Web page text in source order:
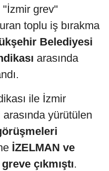
grev"
toplu iş bırakma
Belediyesi
arasında
ile İzmir
yürütülen
İZELMAN ve
çıkmıştı.